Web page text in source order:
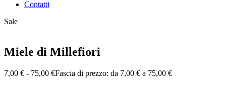
Contatti
Sale
Miele di Millefiori
7,00 € - 75,00 €Fascia di prezzo: da 7,00 € a 75,00 €